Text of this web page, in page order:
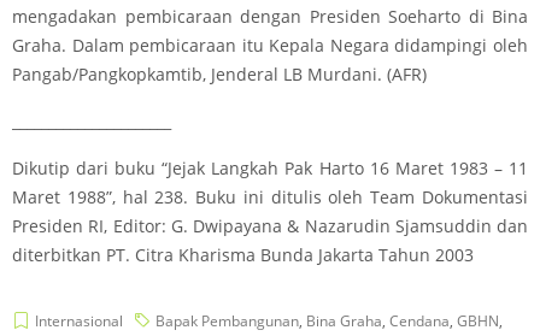
mengadakan pembicaraan dengan Presiden Soeharto di Bina
Graha. Dalam pembicaraan itu Kepala Negara didampingi oleh
Pangab/Pangkopkamtib, Jenderal LB Murdani. (AFR)
Dikutip dari buku “Jejak Langkah Pak Harto 16 Maret 1983 – 11
Maret 1988”, hal 238. Buku ini ditulis oleh Team Dokumentasi
Presiden RI, Editor: G. Dwipayana & Nazarudin Sjamsuddin dan
diterbitkan PT. Citra Kharisma Bunda Jakarta Tahun 2003
Internasional Bapak Pembangunan, Bina Graha, Cendana, GBHN,